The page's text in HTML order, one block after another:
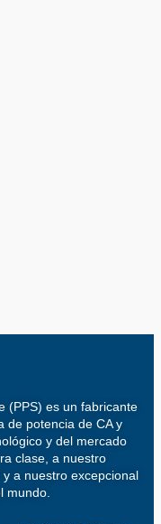
(PPS) es un fabricante
de potencia de CA y
y del mercado
clase, a nuestro
a nuestro excepcional
mundo.